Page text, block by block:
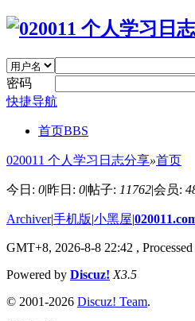
密码
快捷导航
首页BBS
020011 个人学习日志分享»首页
今日: 0|昨日: 0|帖子: 11762|会员:
Archiver|手机版|小黑屋|
GMT+8, 2026-8-8 22:42 ,
Powered by Discuz! X3.5
© 2001-2026 Discuz! Team.